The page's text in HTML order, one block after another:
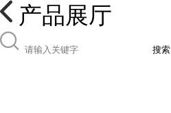
产品展厅
搜索